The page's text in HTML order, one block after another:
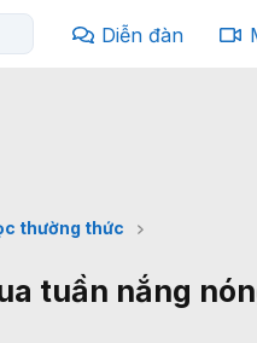
Diễn đàn
thường thức
tuần nắng